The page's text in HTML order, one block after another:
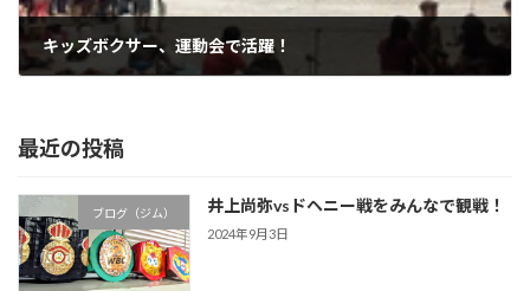
キッズボクサー、運動会で活躍！
最近の投稿
ブログ（ジム） 井上尚弥vsドヘニー戦をみんなで観戦！
2024年9月3日